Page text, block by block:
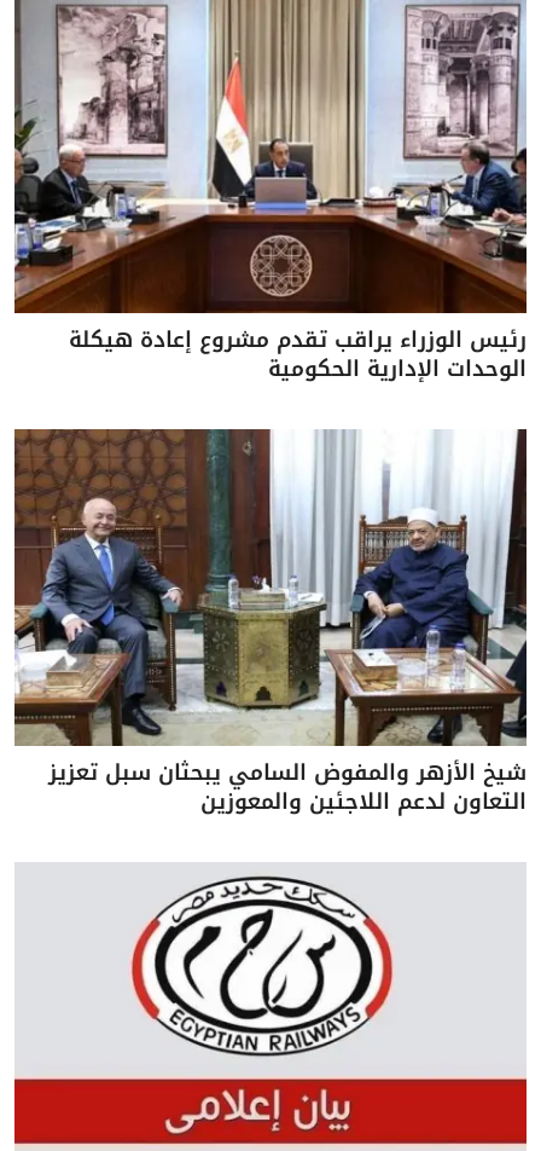
رئيس الوزراء يراقب تقدم مشروع إعادة هيكلة
الوحدات الإدارية الحكومية
شيخ الأزهر والمفوض السامي يبحثان سبل تعزيز
التعاون لدعم اللاجئين والمعوزين